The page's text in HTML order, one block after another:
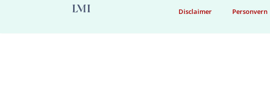
Disclaimer Personvern